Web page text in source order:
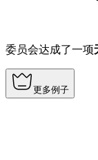
委员会达成了一项
更多例子